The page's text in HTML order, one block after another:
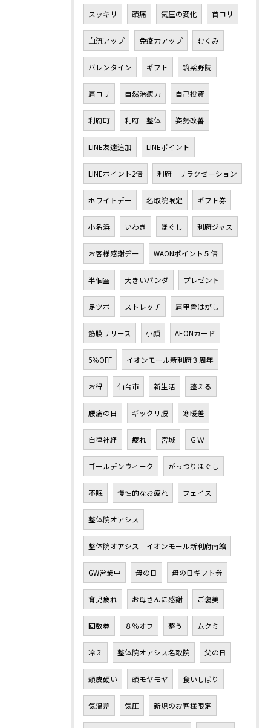
スッキリ 頭痛 気圧の変化 首コリ
血流アップ 免疫力アップ むくみ
バレンタイン ギフト 筑紫野院
肩コリ 自然治癒力 自己投資
利府町 利府 整体 姿勢改善
LINE友達追加 LINEポイント
LINEポイント2倍 利府 リラクゼーション
ホワイトデー 名取院限定 ギフト券
小名浜 いわき ほぐし 利府ジャス
お客様感謝デー WAONポイント５倍
半個室 大きいパンダ プレゼント
足ツボ ストレッチ 肩甲骨はがし
筋膜リリース 小顔 AEONカード
5％OFF イオンモール新利府３周年
お得 仙台市 新生活 整える
腰痛の日 ギックリ腰 寒暖差
自律神経 疲れ 宮城 ＧＷ
ゴールデンウィーク がっつりほぐし
不眠 慢性的なお疲れ フェイス
整体院オアシス
整体院オアシス イオンモール新利府南館
GW営業中 母の日 母の日ギフト券
育児疲れ お母さんに感謝 ご褒美
回数券 ８％オフ 整う ムクミ
冷え 整体院オアシス名取院 父の日
頭皮硬い 頭モヤモヤ 食いしばり
気温差 気圧 新規のお客様限定